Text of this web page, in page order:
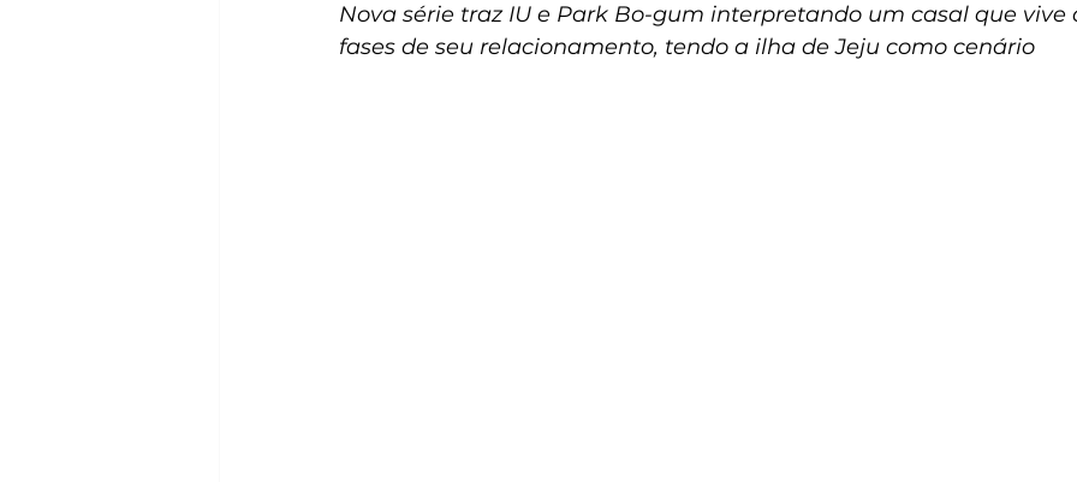
Nova série traz IU e Park Bo-gum interpretando um casal que vive
fases de seu relacionamento, tendo a ilha de Jeju como cenário